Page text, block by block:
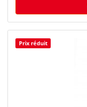
Prix réduit